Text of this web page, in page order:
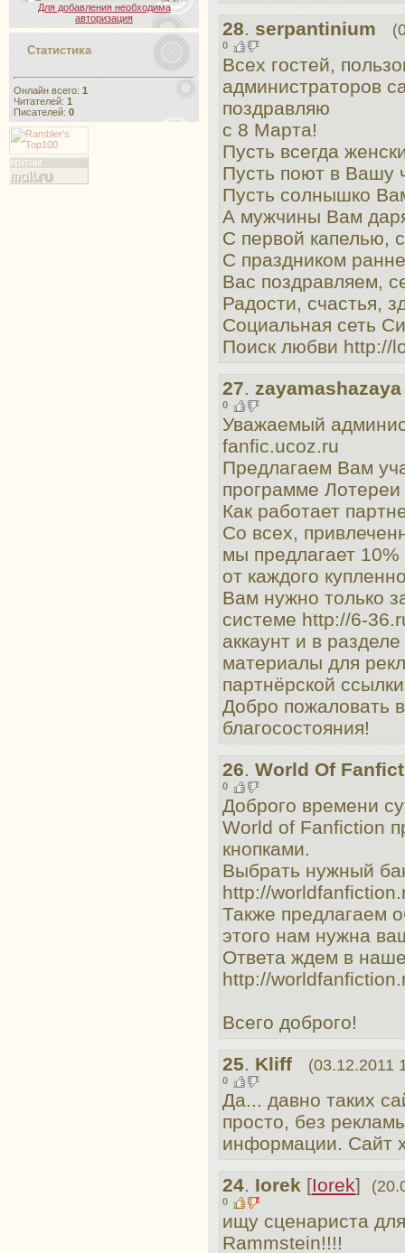
Для добавления необходима
авторизация
Статистика
Онлайн всего: 1
Читателей: 1
Писателей: 0
28. serpantinium
0
Всех гостей,
администраторов
поздравляю
с 8 Марта!
Пусть всегда
Пусть поют в Вашу
Пусть солнышко
А мужчины Вам
С первой капелью,
С праздником
Вас поздравляем,
Радости, счастья,
Социальная сеть
Поиск любви http://
27. zayamashazaya
0
Уважаемый
fanfic.ucoz.ru
Предлагаем Вам
программе
Как работает
Со всех,
мы предлагает 10%
от каждого
Вам нужно только
системе http://6-
аккаунт и в
материалы для
партнёрской
Добро пожаловать
благосостояния!
26. World Of
0
Доброго времени
World of Fanfiction
кнопками.
Выбрать нужный
http://
Также предлагаем
этого нам нужна
Ответа ждем в
http://
Всего доброго!
25. Kliff (03.12.2011
0
Да... давно таких
просто, без
информации. Сайт
24. Iorek [Iorek]
0
ищу сценариста
Rammstein!!!!